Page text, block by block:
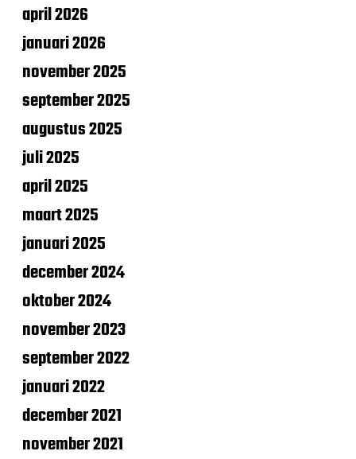
april 2026
januari 2026
november 2025
september 2025
augustus 2025
juli 2025
april 2025
maart 2025
januari 2025
december 2024
oktober 2024
november 2023
september 2022
januari 2022
december 2021
november 2021